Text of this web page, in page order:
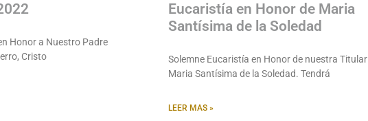
Honor a Nuestro Padre
Cristo
Eucaristía en Honor de Maria
Santísima de la Soledad
Solemne Eucaristía en Honor de nuestra Titular
Maria Santísima de la Soledad. Tendrá
LEER MAS »